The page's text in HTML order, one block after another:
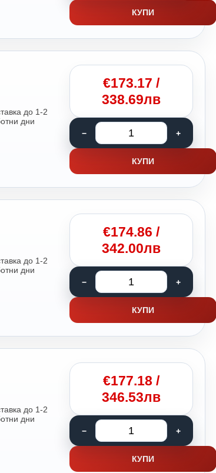
КУПИ
до 1-2
дни
€173.17 /
338.69лв
КУПИ
до 1-2
дни
€174.86 /
342.00лв
КУПИ
до 1-2
дни
€177.18 /
346.53лв
КУПИ